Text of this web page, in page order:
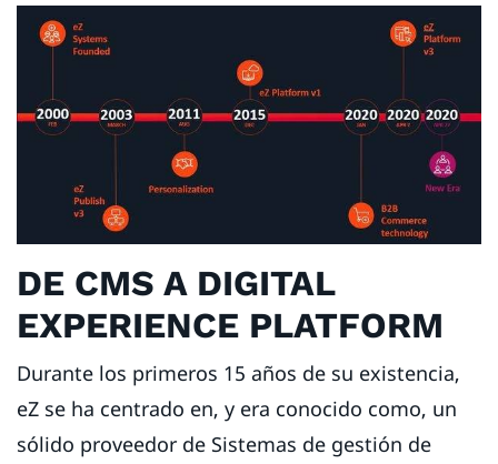
DE CMS A DIGITAL
EXPERIENCE PLATFORM
Durante los primeros 15 años de su existencia,
eZ se ha centrado en, y era conocido como, un
sólido proveedor de Sistemas de gestión de